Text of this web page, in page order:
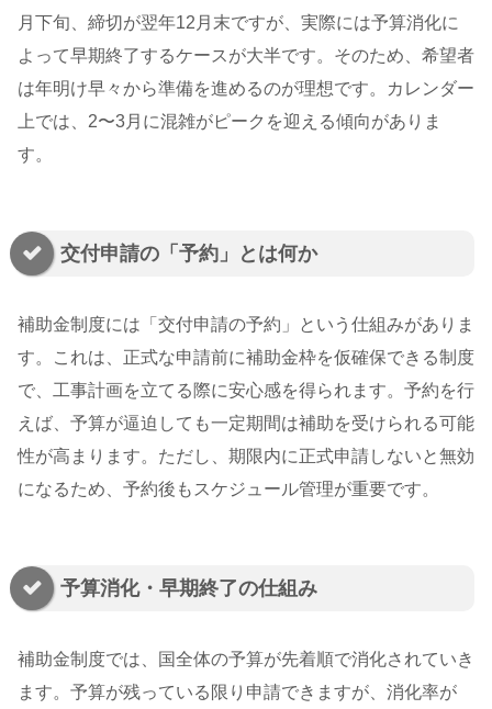
月下旬、締切が翌年12月末ですが、実際には予算消化に
よって早期終了するケースが大半です。そのため、希望者
は年明け早々から準備を進めるのが理想です。カレンダー
上では、2〜3月に混雑がピークを迎える傾向がありま
す。
交付申請の「予約」とは何か
補助金制度には「交付申請の予約」という仕組みがありま
す。これは、正式な申請前に補助金枠を仮確保できる制度
で、工事計画を立てる際に安心感を得られます。予約を行
えば、予算が逼迫しても一定期間は補助を受けられる可能
性が高まります。ただし、期限内に正式申請しないと無効
になるため、予約後もスケジュール管理が重要です。
予算消化・早期終了の仕組み
補助金制度では、国全体の予算が先着順で消化されていき
ます。予算が残っている限り申請できますが、消化率が